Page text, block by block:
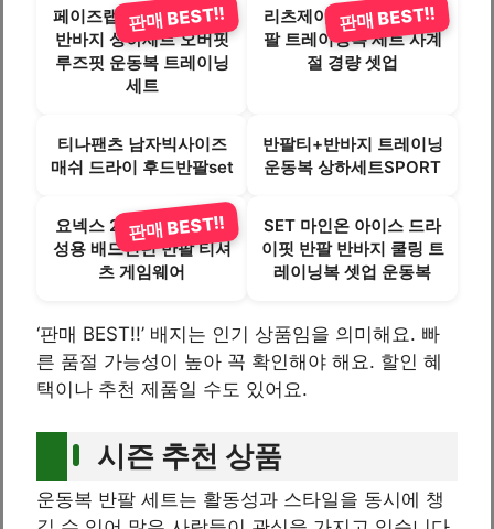
페이즈랩 남자 여름 반팔
반바지 상하세트 오버핏
루즈핏 운동복 트레이닝
세트
판매 BEST!!
리츠제이 스포츠 런닝 긴
팔 트레이닝복 세트 사계
절 경량 셋업
판매 BEST!!
티나팬츠 남자빅사이즈
매쉬 드라이 후드반팔set
반팔티+반바지 트레이닝
운동복 상하세트SPORT
요넥스 253TS019M 남
성용 배드민턴 반팔 티셔
츠 게임웨어
판매 BEST!!
SET 마인온 아이스 드라
이핏 반팔 반바지 쿨링 트
레이닝복 셋업 운동복
‘판매 BEST!!’ 배지는 인기 상품임을 의미해요. 빠
른 품절 가능성이 높아 꼭 확인해야 해요. 할인 혜
택이나 추천 제품일 수도 있어요.
시즌 추천 상품
운동복 반팔 세트는 활동성과 스타일을 동시에 챙